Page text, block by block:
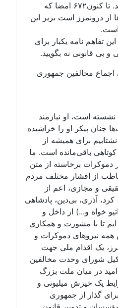
درخواستنامه را امضا کنید. تا کنون۶۷۲ امضا که
از درونمرز است بزیر این
است.
تفاهم نامه یکبار برای
و بی قانونی نه بگویید.
اجماع مخالفین جمهوری
نشسته است، او نیازمند
چنان پیکر او را خراشیده
برای همیشه از
باقی‌مانده است. ما
دموکرات برخاسته از متن
از اقشار مختلف مردم
و مجازی، اعم از
آذری، بی‌دین، پادشاهی
خواه و...) از داخل و
تا با مشورت و همکاری
همه نیروهای دموکرات و
یک اقدام ملی جهت
شورای وحدت مخالفین
در میان ملت بزرگ
یک خیزش میلیونی و
گذار از جمهوری